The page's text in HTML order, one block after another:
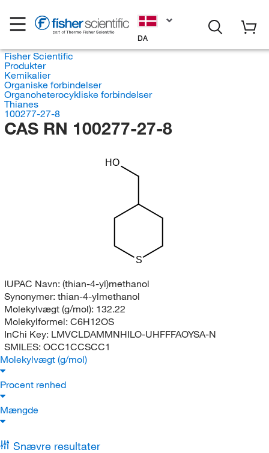
DA
Fisher Scientific
Produkter
Kemikalier
Organiske forbindelser
Organoheterocykliske forbindelser
Thianes
100277-27-8
CAS RN 100277-27-8
S
HO
IUPAC Navn: (thian-4-yl)methanol
Synonymer: thian-4-ylmethanol
Molekylvægt (g/mol): 132.22
Molekylformel: C6H12OS
InChi Key: LMVCLDAMMNHILO-UHFFFAOYSA-N
SMILES: OCC1CCSCC1
Molekylvægt (g/mol)
Procent renhed
Mængde
Snævre resultater